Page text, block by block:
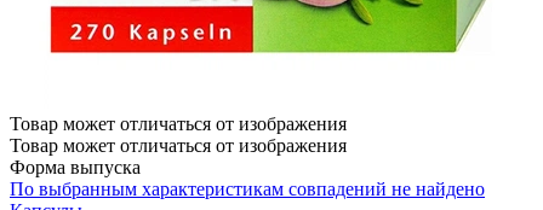
Товар может отличаться от изображения
Товар может отличаться от изображения
Форма выпуска
По выбранным характеристикам совпадений не найдено